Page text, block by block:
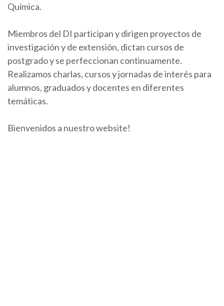
Química.
Miembros del DI participan y dirigen proyectos de
investigación y de extensión, dictan cursos de
postgrado y se perfeccionan continuamente.
Realizamos charlas, cursos y jornadas de interés para
alumnos, graduados y docentes en diferentes
temáticas.
Bienvenidos a nuestro website!